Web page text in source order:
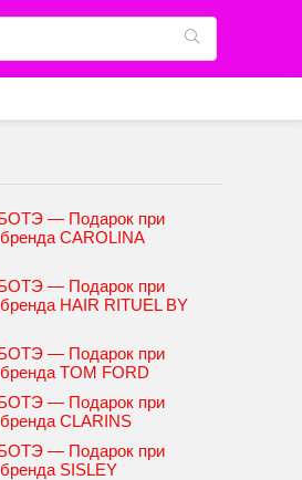
— Подарок при
CAROLINA
— Подарок при
HAIR RITUEL BY
— Подарок при
TOM FORD
— Подарок при
CLARINS
— Подарок при
SISLEY